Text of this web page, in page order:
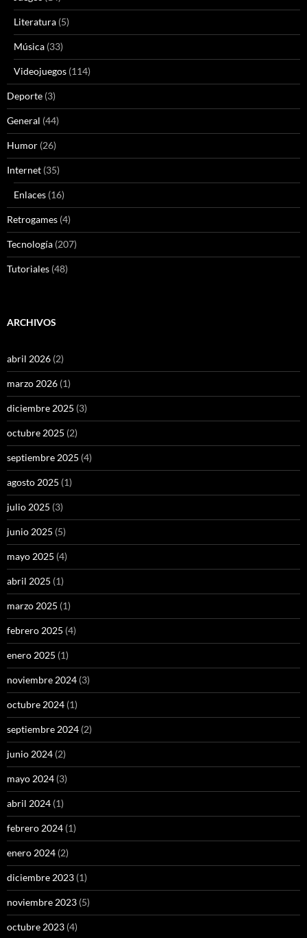
Literatura (5)
Música (33)
Videojuegos (114)
Deporte (3)
General (44)
Humor (26)
Internet (35)
Enlaces (16)
Retrogames (4)
Tecnología (207)
Tutoriales (48)
ARCHIVOS
abril 2026 (2)
marzo 2026 (1)
diciembre 2025 (3)
octubre 2025 (2)
septiembre 2025 (4)
agosto 2025 (1)
julio 2025 (3)
junio 2025 (5)
mayo 2025 (4)
abril 2025 (1)
marzo 2025 (1)
febrero 2025 (4)
enero 2025 (1)
noviembre 2024 (3)
octubre 2024 (1)
septiembre 2024 (2)
junio 2024 (2)
mayo 2024 (3)
abril 2024 (1)
febrero 2024 (1)
enero 2024 (2)
diciembre 2023 (1)
noviembre 2023 (5)
octubre 2023 (4)